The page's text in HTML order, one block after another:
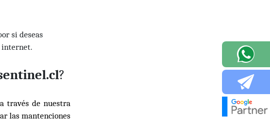
si deseas
internet.
.cl?
través de nuestra
las mantenciones